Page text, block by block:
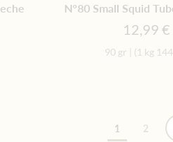
N°80 Small Squid
12,99 €
90 gr (1 kg
1 2